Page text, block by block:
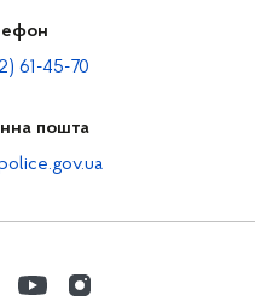
61-45-70
пошта